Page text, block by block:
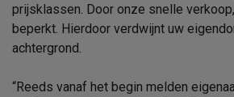
prijsklassen. Door onze snelle
beperkt. Hierdoor verdwijnt uw
achtergrond.
“Reeds vanaf het begin melden